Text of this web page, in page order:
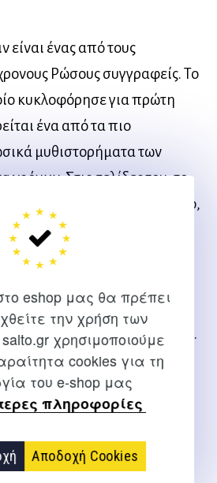
eshop μας θα πρέπει
την χρήση των
χρησιμοποιούμε
cookies για τη
του e-shop μας
πληροφορίες
Αποδοχή Cookies
είναι ένας από τους
Ρώσους συγγραφείς. Το
κυκλοφόρησε για πρώτη
ένα από τα πιο
μυθιστορήματα των
χρόνων. Στις σελίδες του, το
αλλά και παλαιότερο,
χιούμορ, με τη χρήση
με χοντροκομμένη
με άγριο σαρκασμό που
των κατόχων της
θεραπόντων τους.
«να εδραιώσει τη θέση
στους μεγάλους ρώσους